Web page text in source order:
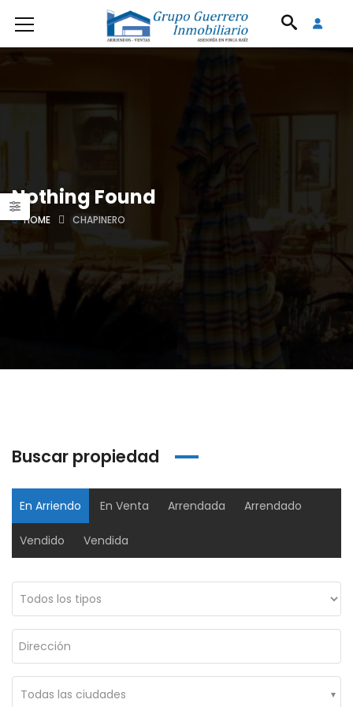
Nothing Found
HOME CHAPINERO
Buscar propiedad
En Arriendo En Venta Arrendada Arrendado
Vendido Vendida
Todas las ciudades
#56-62, Suba, Bogotá, Colombia
$2,500,000
Cl.